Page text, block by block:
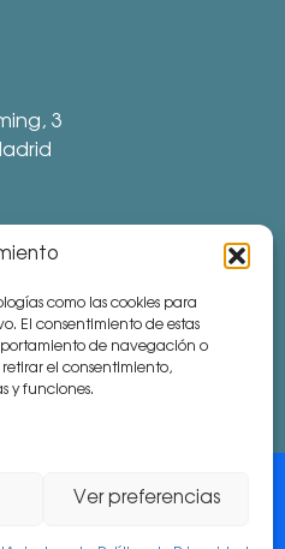
como las cookies para
El consentimiento de estas
de navegación o
retirar el consentimiento,
y funciones.
Ver preferencias
3